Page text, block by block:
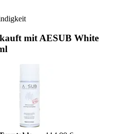
mit AESUB White